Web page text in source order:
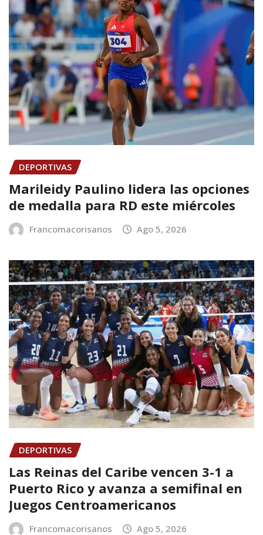
DEPORTIVAS
Marileidy Paulino lidera las opciones
de medalla para RD este miércoles
Francomacorisanos Ago 5, 2026
DEPORTIVAS
Las Reinas del Caribe vencen 3-1 a
Puerto Rico y avanza a semifinal en
Juegos Centroamericanos
Francomacorisanos Ago 5, 2026